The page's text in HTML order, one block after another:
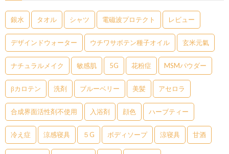
銀水 タオル シャツ 電磁波プロテクト レビュー
デザインドウォーター ウチワサボテン種子オイル 玄米元氣
ナチュラルメイク 敏感肌 5G 花粉症 MSMパウダー
βカロテン 洗剤 ブルーベリー 美髪 アセロラ
合成界面活性剤不使用 入浴剤 顔色 ハーブティー
冷え症 涼感寝具 ５G ボディソープ 涼寝具 甘酒